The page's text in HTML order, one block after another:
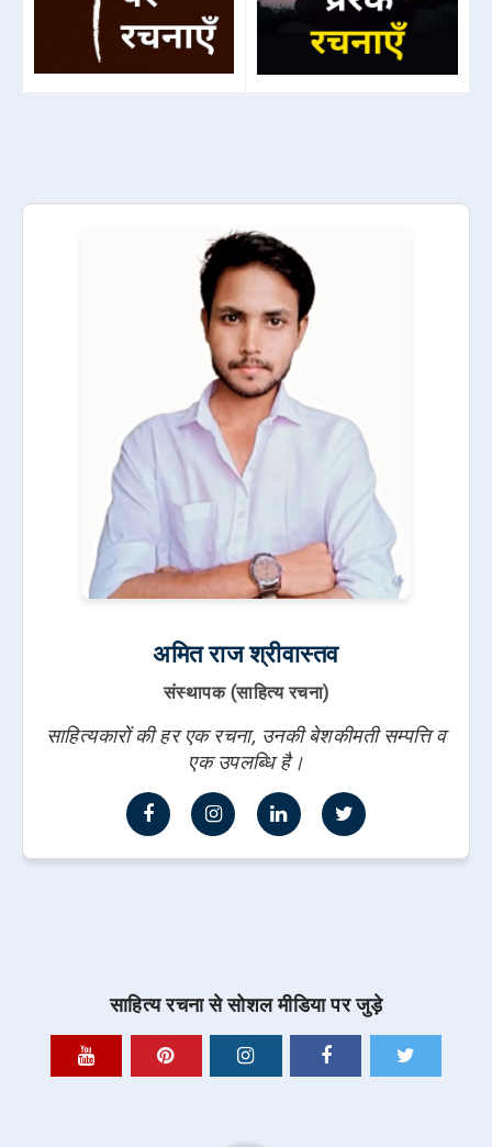
अमित राज श्रीवास्तव
संस्थापक (साहित्य रचना)
साहित्यकारों की हर एक रचना, उनकी बेशकीमती सम्पत्ति व
एक उपलब्धि है।
साहित्य रचना से सोशल मीडिया पर जुड़े